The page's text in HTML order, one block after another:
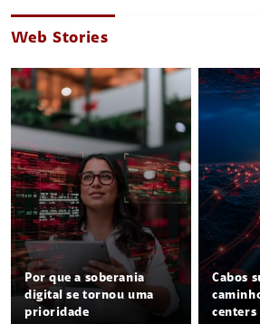
Web Stories
Por que a soberania
digital se tornou uma
prioridade
Cabos
centers